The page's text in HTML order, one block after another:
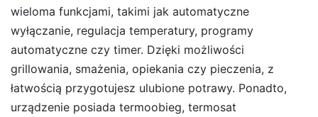
wieloma funkcjami, takimi jak automatyczne
wyłączanie, regulacja temperatury, programy
automatyczne czy timer. Dzięki możliwości
grillowania, smażenia, opiekania czy pieczenia, z
łatwością przygotujesz ulubione potrawy. Ponadto,
urządzenie posiada termoobieg, termosat